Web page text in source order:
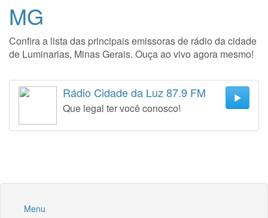
MG
Confira a lista das principais emissoras de rádio da cidade
de Luminarias, Minas Gerais. Ouça ao vivo agora mesmo!
Rádio Cidade da Luz 87.9 FM
Que legal ter você conosco!
Menu